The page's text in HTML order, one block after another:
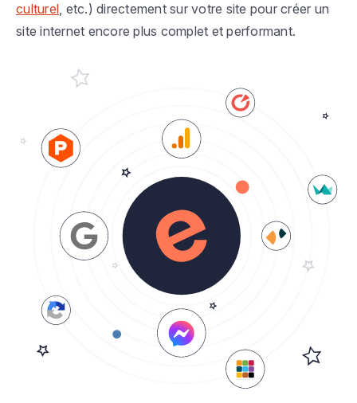
culturel, etc.) directement sur votre site pour créer un
site internet encore plus complet et performant.